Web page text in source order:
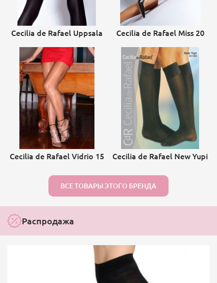
Cecilia de Rafael Uppsala Cecilia de Rafael Miss 20
Cecilia de Rafael Vidrio 15 Cecilia de Rafael New Yupi
ВСЕ ТОВАРЫ ЭТОГО БРЕНДА
Распродажа